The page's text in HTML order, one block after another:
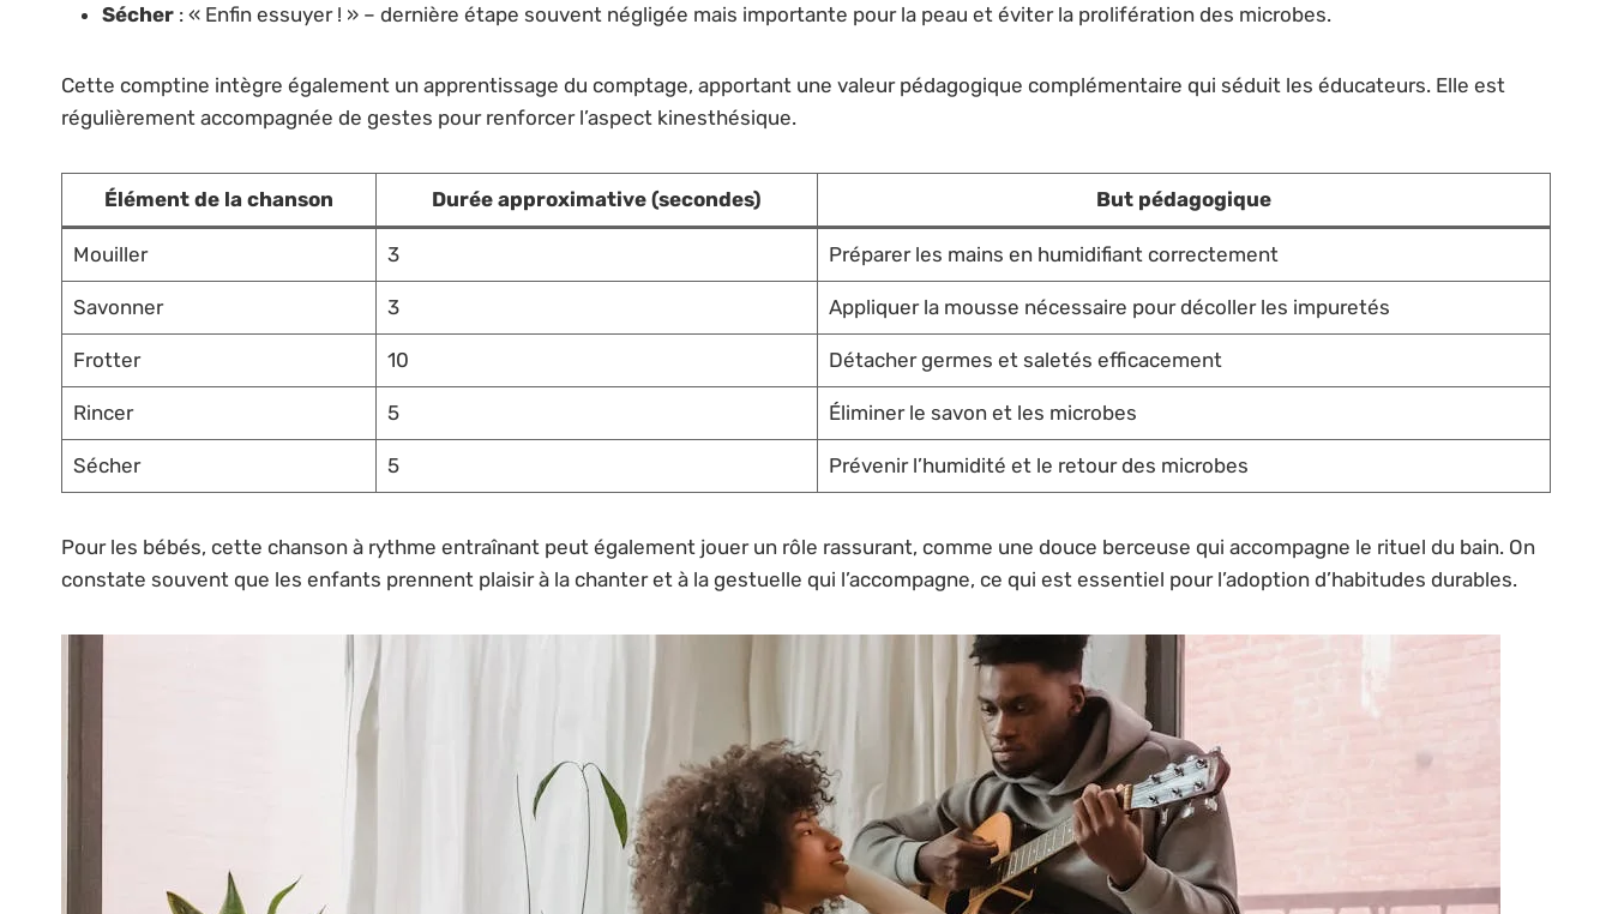
Sécher : « Enfin essuyer ! » – dernière étape souvent négligée mais importante pour la peau et éviter la prolifération des microbes.
Cette comptine intègre également un apprentissage du comptage, apportant une valeur pédagogique complémentaire qui séduit les éducateurs. Elle est
régulièrement accompagnée de gestes pour renforcer l’aspect kinesthésique.
Élément de la chanson Durée approximative (secondes) But pédagogique
Mouiller 3 Préparer les mains en humidifiant correctement
Savonner 3 Appliquer la mousse nécessaire pour décoller les impuretés
Frotter 10 Détacher germes et saletés efficacement
Rincer 5 Éliminer le savon et les microbes
Sécher 5 Prévenir l’humidité et le retour des microbes
Pour les bébés, cette chanson à rythme entraînant peut également jouer un rôle rassurant, comme une douce berceuse qui accompagne le rituel du bain. On
constate souvent que les enfants prennent plaisir à la chanter et à la gestuelle qui l’accompagne, ce qui est essentiel pour l’adoption d’habitudes durables.